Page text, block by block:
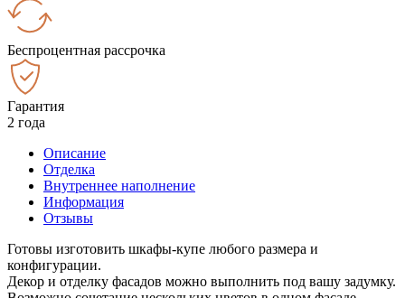
Беспроцентная рассрочка
Гарантия
2 года
Описание
Отделка
Внутреннее наполнение
Информация
Отзывы
Готовы изготовить шкафы-купе любого размера и
конфигурации.
Декор и отделку фасадов можно выполнить под вашу задумку.